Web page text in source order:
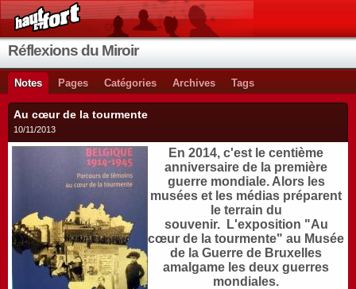
Réflexions du Miroir
Notes Pages Catégories Archives Tags
Au cœur de la tourmente
10/11/2013
En 2014, c'est le centième
anniversaire de la première
guerre mondiale. Alors les
musées et les médias préparent
le terrain du
souvenir. L'exposition "Au
cœur de la tourmente" au Musée
de la Guerre de Bruxelles
amalgame les deux guerres
mondiales.